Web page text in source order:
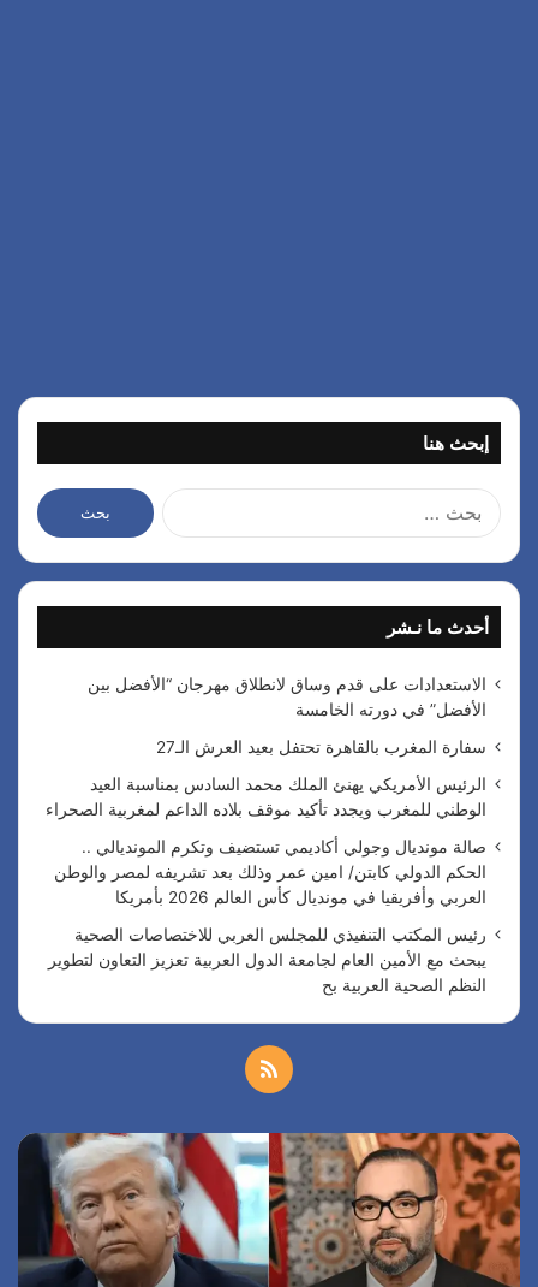
إبحث هنا
ح
ث
ن
:
أحدث ما نـشر
الاستعدادات على قدم وساق لانطلاق مهرجان “الأفضل بين
الأفضل” في دورته الخامسة
سفارة المغرب بالقاهرة تحتفل بعيد العرش الـ27
الرئيس الأمريكي يهنئ الملك محمد السادس بمناسبة العيد
الوطني للمغرب ويجدد تأكيد موقف بلاده الداعم لمغربية الصحراء
صالة مونديال وجولي أكاديمي تستضيف وتكرم المونديالي ..
الحكم الدولي كابتن/ امين عمر وذلك بعد تشريفه لمصر والوطن
العربي وأفريقيا في مونديال كأس العالم 2026 بأمريكا
رئيس المكتب التنفيذي للمجلس العربي للاختصاصات الصحية
يبحث مع الأمين العام لجامعة الدول العربية تعزيز التعاون لتطوير
النظم الصحية العربية بح
خ
ص
ا
ا
ل
ر
ئ
ي
س